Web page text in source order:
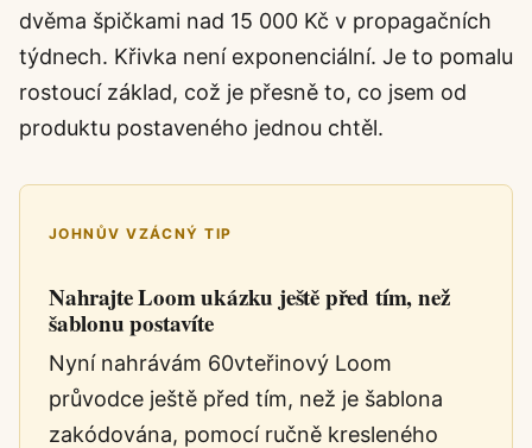
dvěma špičkami nad 15 000 Kč v propagačních
týdnech. Křivka není exponenciální. Je to pomalu
rostoucí základ, což je přesně to, co jsem od
produktu postaveného jednou chtěl.
JOHNŮV VZÁCNÝ TIP
Nahrajte Loom ukázku ještě před tím, než
šablonu postavíte
Nyní nahrávám 60vteřinový Loom
průvodce ještě před tím, než je šablona
zakódována, pomocí ručně kresleného